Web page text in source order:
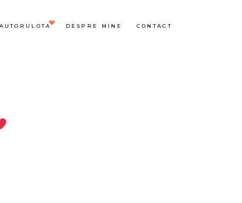
DESPRE MINE CONTACT